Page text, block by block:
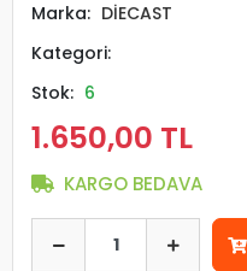
Marka: DİECAST
Kategori:
Stok: 6
1.650,00 TL
KARGO BEDAVA